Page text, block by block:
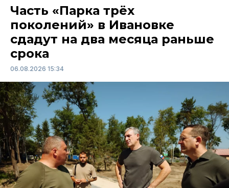
Часть «Парка трёх
поколений» в Ивановке
сдадут на два месяца раньше
срока
06.08.2026 15:34